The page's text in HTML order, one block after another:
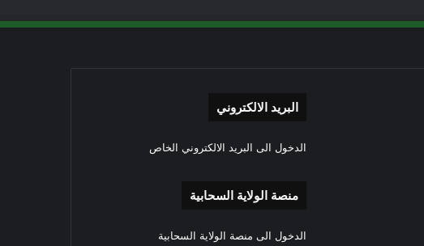
البريد الالكتروني
الدخول الى البريد الالكتروني الخاص
منصة الولاية السحابية
الدخول الى منصة الولاية السحابية